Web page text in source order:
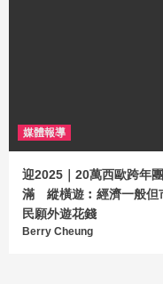
媒體報導
迎2025｜20萬西歐跨年
滿 縱橫遊︰經濟一般但
民願外遊花錢
Berry Cheung